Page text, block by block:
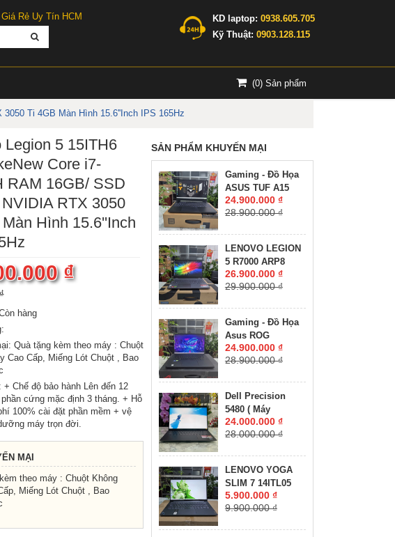
Rẻ Uy Tín HCM KD laptop:0938.605.705
Kỹ Thuật:0903.128.115
(0) Sản phẩm
3050 Ti 4GB Màn Hình 15.6''Inch IPS 165Hz
SẢN PHẨM KHUYẾN MẠI
Gaming - Đồ Họa
ASUS TUF A15
FA507NV-LP061W
RYZEN 7-7735HS
SSD 512GB MÀN
HÌNH :15.6Inch
IPS 144Hz
24.900.000 ₫
28.900.000 ₫
LENOVO LEGION
5 R7000 ARP8
RYZEN 7-7735H
RAM 16GG SSD
HÌNH : 15.6'' 15.6"
WQHD 165Hz
26.900.000 ₫
29.900.000 ₫
Gaming - Đồ Họa
Asus ROG
Zephyrus M16
GU603ZW CORE
RTX 3070 Ti 8GB
GDDR6 MÀN HÌNH
: 16.0'' Inch
24.900.000 ₫
28.900.000 ₫
Dell Precision
5480 ( Máy
LikeNew-CHUYÊN
ĐỒ HỌA GIÁ RẺ
512GB RTX A1000
6GB MÀN HÌNH :
14″ FHD IPS 60Hz
24.000.000 ₫
28.000.000 ₫
LENOVO YOGA
SLIM 7 14ITL05
RAM 8GB SSD
512GB MÀN HÌNH :
5.900.000 ₫
9.900.000 ₫
Legion 5 15ITH6
Core i7-
RAM 16GB/ SSD
RTX 3050
Hình 15.6''Inch
₫
hàng
Quà tặng kèm theo máy : Chuột
Cao Cấp, Miếng Lót Chuột , Bao
+ Chế độ bảo hành Lên đến 12
cứng mặc định 3 tháng. + Hỗ
100% cài đặt phần mềm + vệ
máy trọn đời.
MẠI
theo máy : Chuột Không
Miếng Lót Chuột , Bao